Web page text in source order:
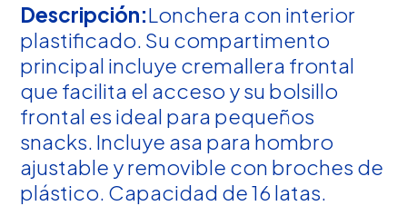
Descripción:Lonchera con interior
plastificado. Su compartimento
principal incluye cremallera frontal
que facilita el acceso y su bolsillo
frontal es ideal para pequeños
snacks. Incluye asa para hombro
ajustable y removible con broches de
plástico. Capacidad de 16 latas.